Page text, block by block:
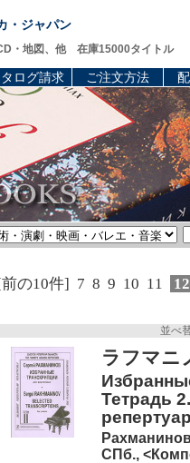
・ジャパン
・地図、他 在庫15000タイトル
ログ請求 ご注文方法
の10件] 7 8 9 10 11
並べ
ラフマ
Тетрадь
СПб.,